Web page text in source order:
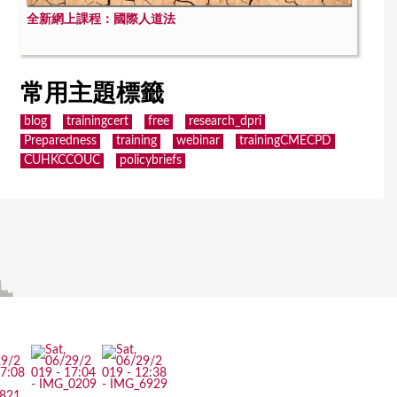
全新網上課程：國際人道法
常用主題標籤
blog trainingcert free
research_dpri
Preparedness
training webinar
trainingCMECPD
CUHKCCOUC
policybriefs